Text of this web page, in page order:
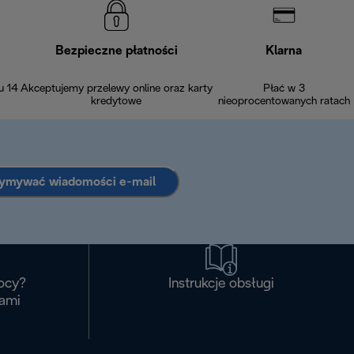
14
Bezpieczne płatności
Akceptujemy przelewy online oraz karty
kredytowe
Klarna
Płać w 3
nieoprocentowanych ratach
wiadomości e-mail
Instrukcje obsługi